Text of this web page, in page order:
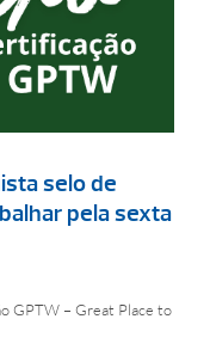
selo de
pela sexta
GPTW – Great Place to